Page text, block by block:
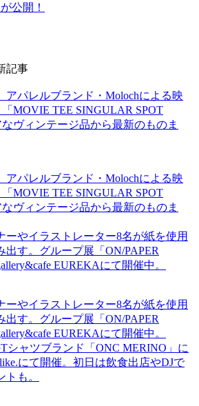
公開！
記事
アパレルブランド・Molochによる映
MOVIE TEE SINGULAR SPOT
ヴィンテージ品から最新のものま
アパレルブランド・Molochによる映
MOVIE TEE SINGULAR SPOT
ヴィンテージ品から最新のものま
ーやイラストレーター8名が紙を使用
出す。グループ展「ON/PAPER
EUREKAにて開催中。
ーやイラストレーター8名が紙を使用
出す。グループ展「ON/PAPER
EUREKAにて開催中。
シャツブランド「ONC MERINO」に
にて開催。初日は飲食出店やDJで
も。